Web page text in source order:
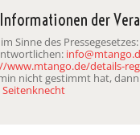
der
Sinne des
www.mtango.de/details-
nicht gestimmt hat,